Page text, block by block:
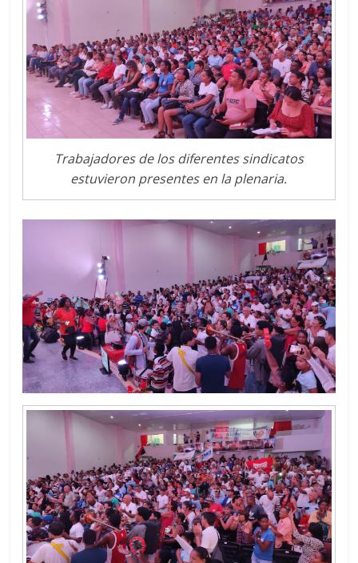
Trabajadores de los diferentes sindicatos
estuvieron presentes en la plenaria.